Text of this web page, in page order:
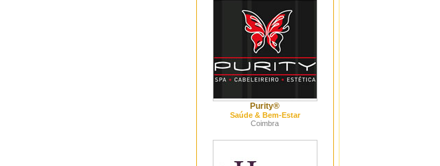
Purity®
Saúde & Bem-Estar
Coimbra